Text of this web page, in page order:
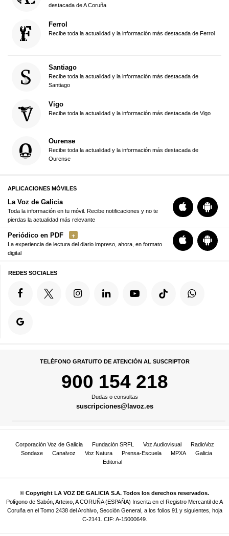
destacada de A Coruña
Ferrol
Recibe toda la actualidad y la información más destacada de Ferrol
Santiago
Recibe toda la actualidad y la información más destacada de
Santiago
Vigo
Recibe toda la actualidad y la información más destacada de Vigo
Ourense
Recibe toda la actualidad y la información más destacada de
Ourense
APLICACIONES MÓVILES
La Voz de Galicia
Toda la información en tu móvil. Recibe notificaciones y no te
pierdas la actualidad más relevante
Periódico en PDF
La experiencia de lectura del diario impreso, ahora, en formato
digital
REDES SOCIALES
TELÉFONO GRATUITO DE ATENCIÓN AL SUSCRIPTOR
900 154 218
Dudas o consultas
suscripciones@lavoz.es
Corporación Voz de Galicia Fundación SRFL Voz Audiovisual
RadioVoz
Sondaxe
Canalvoz Voz Natura Prensa-Escuela MPXA
Galicia
Editorial
© Copyright LA VOZ DE GALICIA S.A. Todos los derechos reservados.
Polígono de Sabón, Arteixo, A CORUÑA (ESPAÑA) Inscrita en el Registro Mercantil de A
Coruña en el Tomo 2438 del Archivo, Sección General, a los folios 91 y siguientes, hoja
C-2141. CIF: A-15000649.